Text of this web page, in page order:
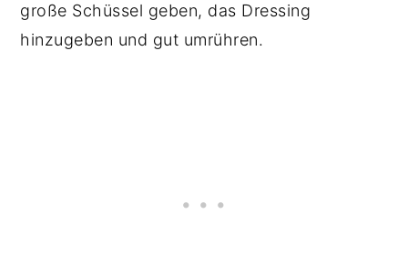
große Schüssel geben, das Dressing
hinzugeben und gut umrühren.